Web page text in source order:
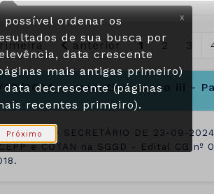
anterior 1 2 3
09/2024 - executivo secao iii -
DO SECRETÁRIO DE 23-09-
e COTAN na SGGD - Edital CG
possível ordenar os
de sua busca por
data crescente
mais antigas primeiro)
data decrescente (páginas
recentes primeiro).
Próximo
X